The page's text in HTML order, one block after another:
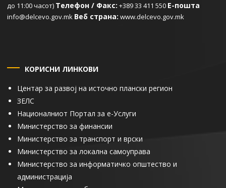
до 11:00 часот) Телефон / Факс: +389 33 411 550 Е-пошта
info@delcevo.gov.mk Веб страна: www.delcevo.gov.mk
КОРИСНИ ЛИНКОВИ
Центар за развој на источно плански регион
ЗЕЛС
Националниот Портал за е-Услуги
Министерство за финансии
Министерство за транспорт и врски
Министерство за локална самоуправа
Министерство за информатичко општество и
администрација